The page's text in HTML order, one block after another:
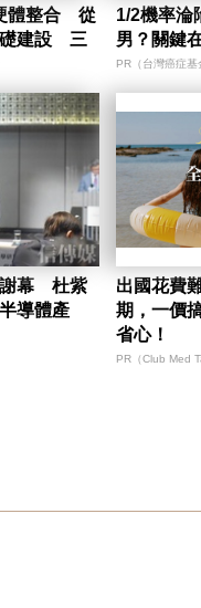
體整合 從
礎建設 三
1/2機率淪
男？關鍵
PR（台灣癌症基
謝幕 杜紫
導體產
出國花費
期，一價
省心！
PR（Club Med